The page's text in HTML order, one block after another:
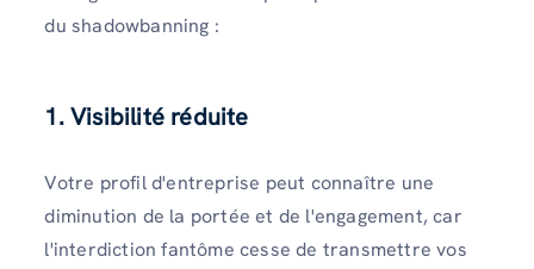
du shadowbanning :
1. Visibilité réduite
Votre profil d'entreprise peut connaître une
diminution de la portée et de l'engagement, car
l'interdiction fantôme cesse de transmettre vos